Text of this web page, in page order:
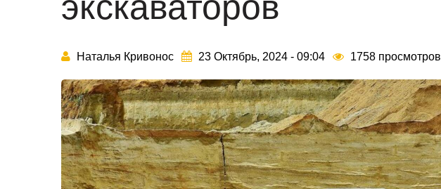
Наталья Кривонос 23 Октябрь, 2024 - 09:04 1758 просмотров